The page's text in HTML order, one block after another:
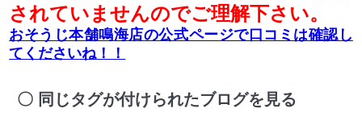
されていませんのでご理解下さい。
おそうじ本舗鳴海店の公式ページで口コミは確認し
てくださいね！！
同じタグが付けられたブログを見る